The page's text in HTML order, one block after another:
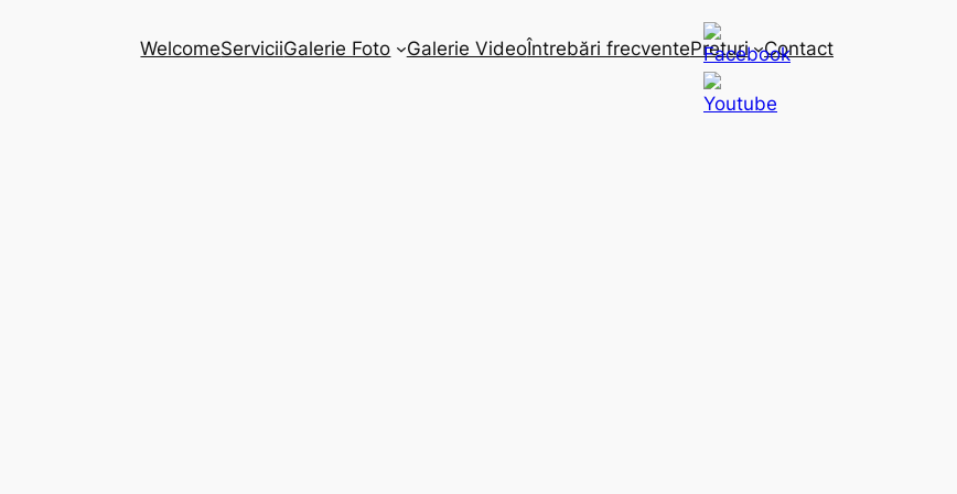
WelcomeServiciiGalerie Foto Galerie VideoÎntrebări frecventePreturi Contact